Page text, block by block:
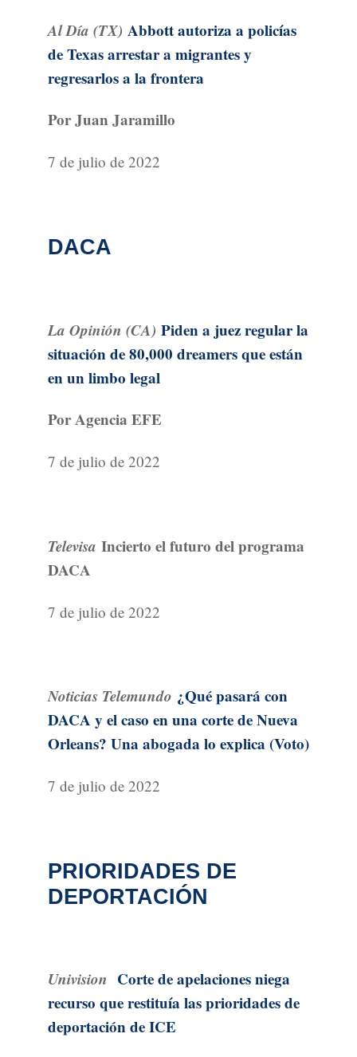
Al Día (TX) Abbott autoriza a policías
de Texas arrestar a migrantes y
regresarlos a la frontera
Por Juan Jaramillo
7 de julio de 2022
DACA
La Opinión (CA) Piden a juez regular la
situación de 80,000 dreamers que están
en un limbo legal
Por Agencia EFE
7 de julio de 2022
Televisa Incierto el futuro del programa
DACA
7 de julio de 2022
Noticias Telemundo ¿Qué pasará con
DACA y el caso en una corte de Nueva
Orleans? Una abogada lo explica (Voto)
7 de julio de 2022
PRIORIDADES DE
DEPORTACIÓN
Univision Corte de apelaciones niega
recurso que restituía las prioridades de
deportación de ICE